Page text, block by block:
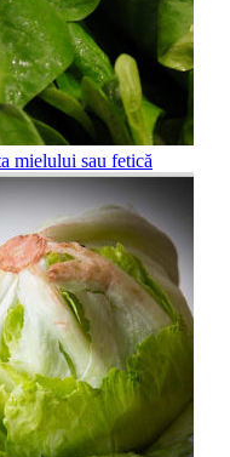
mielului sau fetică